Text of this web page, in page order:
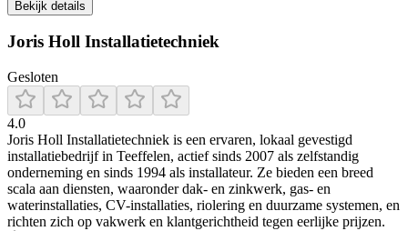
Bekijk details
Joris Holl Installatietechniek
Gesloten
4.0
Joris Holl Installatietechniek is een ervaren, lokaal gevestigd
installatiebedrijf in Teeffelen, actief sinds 2007 als zelfstandig
onderneming en sinds 1994 als installateur. Ze bieden een breed
scala aan diensten, waaronder dak- en zinkwerk, gas- en
waterinstallaties, CV-installaties, riolering en duurzame systemen, en
richten zich op vakwerk en klantgerichtheid tegen eerlijke prijzen.